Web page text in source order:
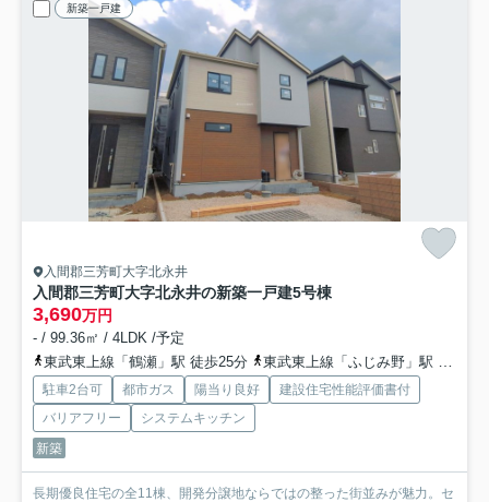
新築一戸建
入間郡三芳町大字北永井
入間郡三芳町大字北永井の新築一戸建5号棟
3,690万円
- / 99.36㎡ / 4LDK /予定
東武東上線「鶴瀬」駅 徒歩25分
東武東上線「ふじみ野」駅 徒歩37分
駐車2台可 都市ガス 陽当り良好
建設住宅性能評価書付
バリアフリー
システムキッチン
新築
長期優良住宅の全11棟、開発分譲地ならではの整った街並みが魅力。セ